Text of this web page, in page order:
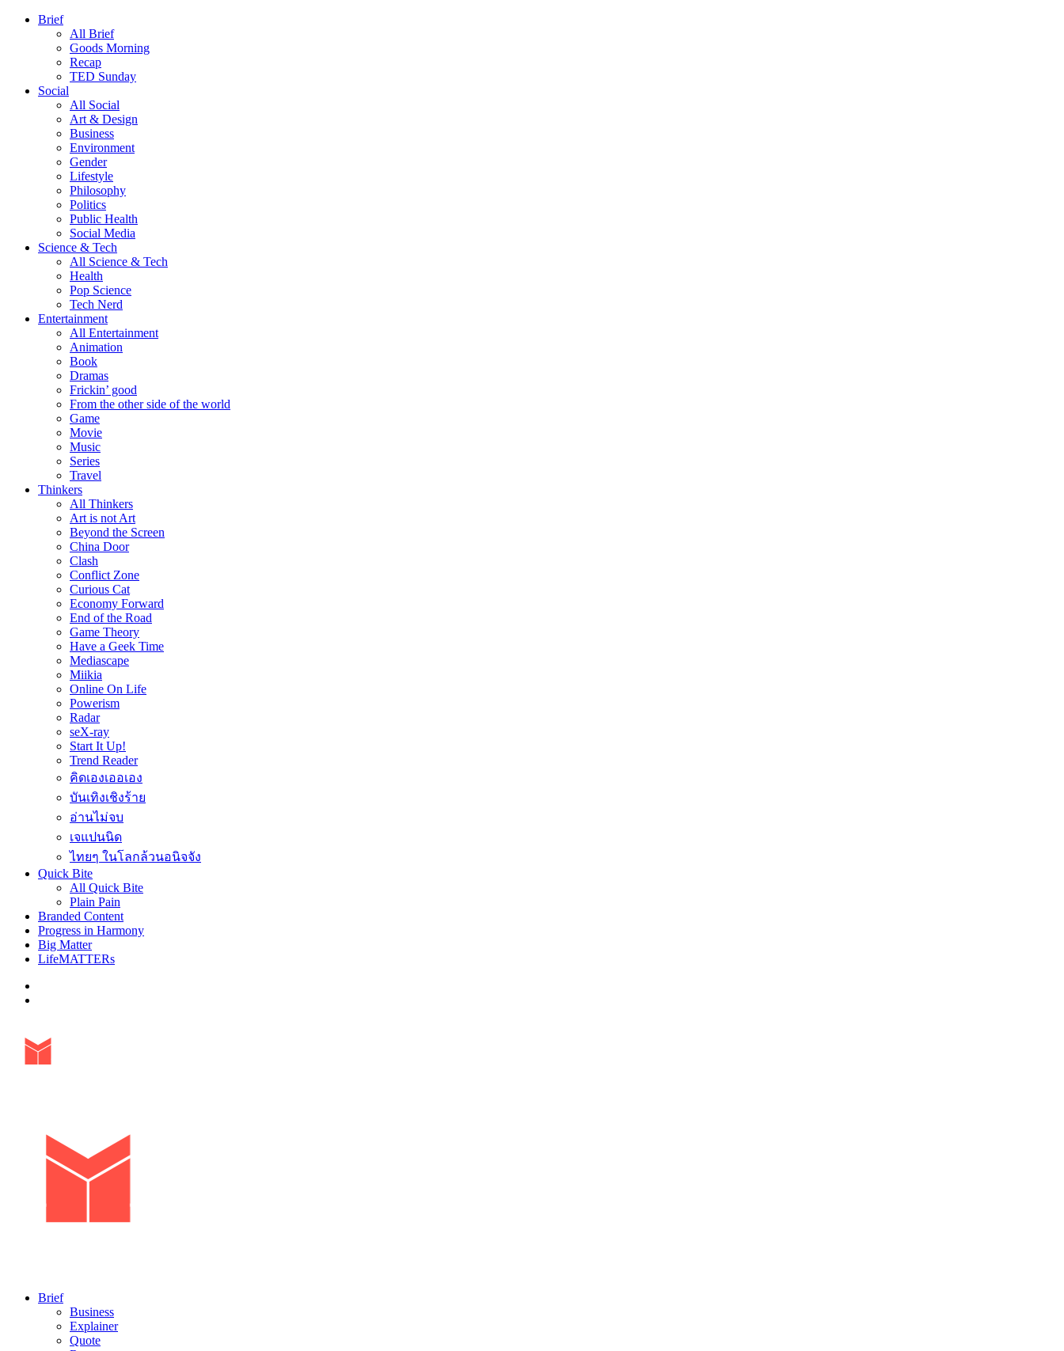
Brief
All Brief
Goods Morning
Recap
TED Sunday
Social
All Social
Art & Design
Business
Environment
Gender
Lifestyle
Philosophy
Politics
Public Health
Social Media
Science & Tech
All Science & Tech
Health
Pop Science
Tech Nerd
Entertainment
All Entertainment
Animation
Book
Dramas
Frickin’ good
From the other side of the world
Game
Movie
Music
Series
Travel
Thinkers
All Thinkers
Art is not Art
Beyond the Screen
China Door
Clash
Conflict Zone
Curious Cat
Economy Forward
End of the Road
Game Theory
Have a Geek Time
Mediascape
Miikia
Online On Life
Powerism
Radar
seX-ray
Start It Up!
Trend Reader
คิดเองเออเอง
บันเทิงเชิงร้าย
อ่านไม่จบ
เจแปนนิด
ไทยๆ ในโลกล้วนอนิจจัง
Quick Bite
All Quick Bite
Plain Pain
Branded Content
Progress in Harmony
Big Matter
LifeMATTERs
Brief
Business
Explainer
Quote